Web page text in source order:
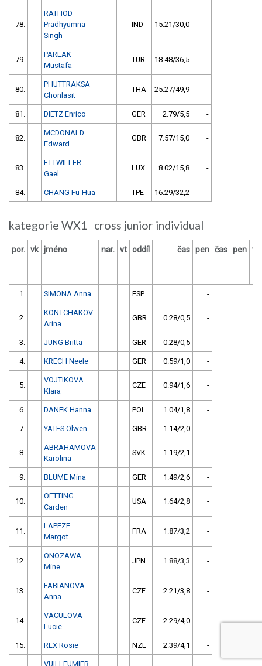
78.
RATHOD
Pradhyumna
Singh
IND 15.21/30,0 -
79.
PARLAK
Mustafa
TUR 18.48/36,5 -
80.
PHUTTRAKSA
Chonlasit
THA 25.27/49,9 -
81. DIETZ Enrico GER 2.79/5,5 -
82.
MCDONALD
Edward
GBR 7.57/15,0 -
83.
ETTWILLER
Gael
LUX 8.02/15,8 -
84. CHANG Fu-Hua TPE 16.29/32,2 -
kategorie WX1 cross junior individual
por. vk jméno nar. vt oddíl čas pen čas pen
1. SIMONA Anna ESP -
2.
KONTCHAKOV
Arina
GBR 0.28/0,5 -
3. JUNG Britta GER 0.28/0,5 -
4. KRECH Neele GER 0.59/1,0 -
5.
VOJTIKOVA
Klara
CZE 0.94/1,6 -
6. DANEK Hanna POL 1.04/1,8 -
7. YATES Olwen GBR 1.14/2,0 -
8.
ABRAHAMOVA
Karolina
SVK 1.19/2,1 -
9. BLUME Mina GER 1.49/2,6 -
10.
OETTING
Carden
USA 1.64/2,8 -
11.
LAPEZE
Margot
FRA 1.87/3,2 -
12.
ONOZAWA
Mine
JPN 1.88/3,3 -
13.
FABIANOVA
Anna
CZE 2.21/3,8 -
14.
VACULOVA
Lucie
CZE 2.29/4,0 -
15. REX Rosie NZL 2.39/4,1 -
VUILLEUMIER